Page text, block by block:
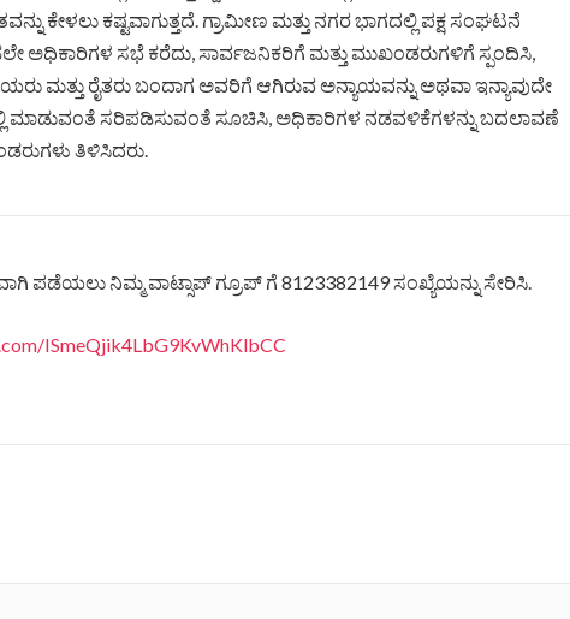
ಕೇಳಲು ಕಷ್ಟವಾಗುತ್ತದೆ. ಗ್ರಾಮೀಣ ಮತ್ತು ನಗರ ಭಾಗದಲ್ಲಿ ಪಕ್ಷ ಸಂಘಟನೆ
ಅಧಿಕಾರಿಗಳ ಸಭೆ ಕರೆದು, ಸಾರ್ವಜನಿಕರಿಗೆ ಮತ್ತು ಮುಖಂಡರುಗಳಿಗೆ ಸ್ಪಂದಿಸಿ,
ಮತ್ತು ರೈತರು ಬಂದಾಗ ಅವರಿಗೆ ಆಗಿರುವ ಅನ್ಯಾಯವನ್ನು ಅಥವಾ ಇನ್ಯಾವುದೇ
ಮಾಡುವಂತೆ ಸರಿಪಡಿಸುವಂತೆ ಸೂಚಿಸಿ, ಅಧಿಕಾರಿಗಳ ನಡವಳಿಕೆಗಳನ್ನು ಬದಲಾವಣೆ
ತಿಳಿಸಿದರು.
ಪಡೆಯಲು ನಿಮ್ಮ ವಾಟ್ಸಾಪ್ ಗ್ರೂಪ್ ಗೆ 8123382149 ಸಂಖ್ಯೆಯನ್ನು ಸೇರಿಸಿ.
ISmeQjik4LbG9KvWhKlbCC